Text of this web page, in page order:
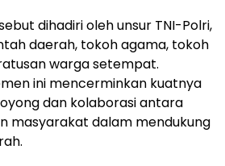
dihadiri oleh unsur TNI-Polri,
daerah, tokoh agama, tokoh
warga setempat.
ini mencerminkan kuatnya
dan kolaborasi antara
masyarakat dalam mendukung